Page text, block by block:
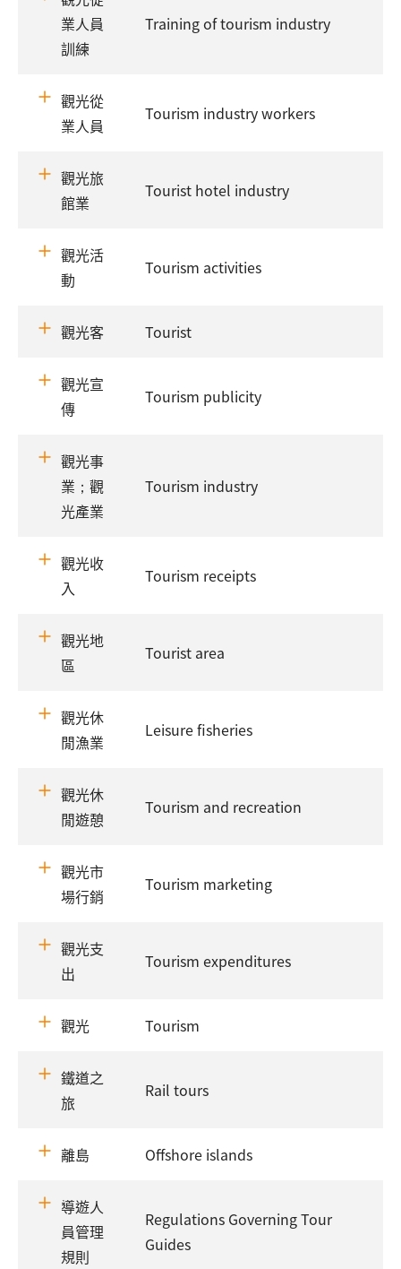
業人員
訓練
Training of tourism industry
觀光從
業人員
Tourism industry workers
觀光旅
館業
Tourist hotel industry
觀光活
動
Tourism activities
觀光客 Tourist
觀光宣
傳
Tourism publicity
觀光事
業；觀
光產業
Tourism industry
觀光收
入
Tourism receipts
觀光地
區
Tourist area
觀光休
閒漁業
Leisure fisheries
觀光休
閒遊憩
Tourism and recreation
觀光市
場行銷
Tourism marketing
觀光支
出
Tourism expenditures
觀光 Tourism
鐵道之
旅
Rail tours
離島 Offshore islands
導遊人
員管理
規則
Regulations Governing Tour
Guides